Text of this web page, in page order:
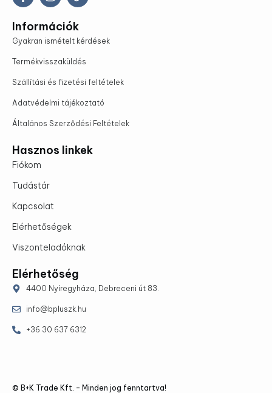
Információk
Gyakran ismételt kérdések
Termékvisszaküldés
Szállítási és fizetési feltételek
Adatvédelmi tájékoztató
Általános Szerződési Feltételek
Hasznos linkek
Fiókom
Tudástár
Kapcsolat
Elérhetőségek
Viszonteladóknak
Elérhetőség
4400 Nyíregyháza, Debreceni út 83.
info@bpluszk.hu
+36 30 637 6312
© B+K Trade Kft. – Minden jog fenntartva!